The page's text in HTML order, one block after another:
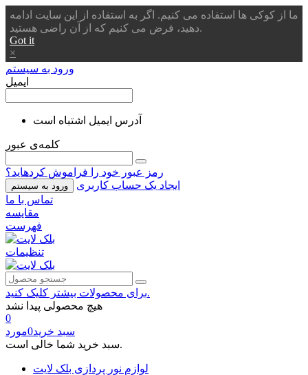
ما از کوکی ها استفاده می کنیم. اگر به استفاده از این سایت ادامه
دهید، فرض می کنیم که از آن راضی هستید.
Got it
×
ورود به سیستم
ایمیل
آدرس ایمیل اشتباه است
کلمه‌ی عبور
رمز عبور خود را فراموش کردهاید؟
ورود به سیستم
ایجاد یک حساب کاربری
تماس با ما
مقایسه
فهرست
تنظیمات
برای محصولات بیشتر کلیک کنید.
هیچ محصولی پیدا نشد
0
سبد خرید0مورد
سبد خرید شما خالی است.
لوازم نور پردازی بلک لایت